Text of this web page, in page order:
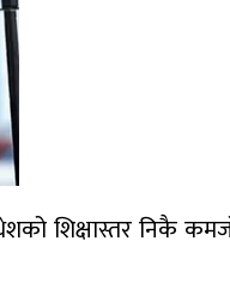
शिक्षास्तर निकै